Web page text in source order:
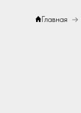
Главная